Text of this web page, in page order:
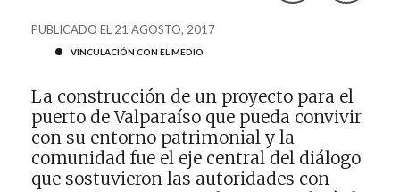
PUBLICADO EL 21 AGOSTO, 2017
VINCULACIÓN CON EL MEDIO
La construcción de un proyecto para el
puerto de Valparaíso que pueda convivir
con su entorno patrimonial y la
comunidad fue el eje central del diálogo
que sostuvieron las autoridades con